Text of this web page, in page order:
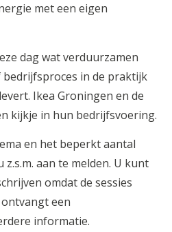
met een eigen
dag wat verduurzamen
in de praktijk
Ikea Groningen en de
kijkje in hun bedrijfsvoering.
en het beperkt aantal
aan te melden. U kunt
omdat de sessies
een
informatie.